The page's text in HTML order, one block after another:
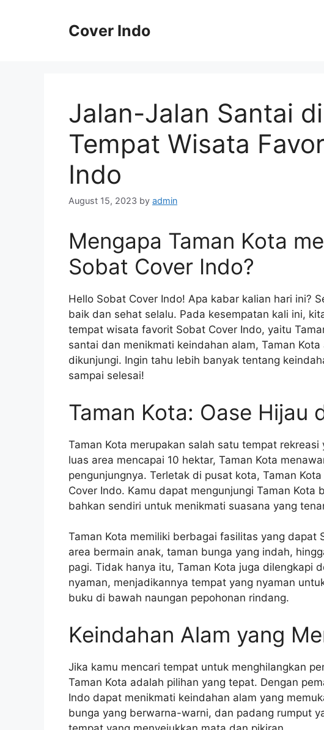
Cover Indo
Jalan-Jalan Santai
Tempat Wisata
Indo
August 15, 2023 by admin
Mengapa Taman Kota
Sobat Cover Indo?
Hello Sobat Cover Indo! Apa kabar kalian hari ini?
baik dan sehat selalu. Pada kesempatan kali ini,
tempat wisata favorit Sobat Cover Indo, yaitu
santai dan menikmati keindahan alam, Taman
dikunjungi. Ingin tahu lebih banyak tentang
sampai selesai!
Taman Kota: Oase Hijau
Taman Kota merupakan salah satu tempat
luas area mencapai 10 hektar, Taman Kota
pengunjungnya. Terletak di pusat kota, Taman
Cover Indo. Kamu dapat mengunjungi Taman
bahkan sendiri untuk menikmati suasana yang
Taman Kota memiliki berbagai fasilitas yang dapat
area bermain anak, taman bunga yang indah,
pagi. Tidak hanya itu, Taman Kota juga dilengkapi
nyaman, menjadikannya tempat yang nyaman
buku di bawah naungan pepohonan rindang.
Keindahan Alam yang
Jika kamu mencari tempat untuk menghilangkan
Taman Kota adalah pilihan yang tepat. Dengan
Indo dapat menikmati keindahan alam yang
bunga yang berwarna-warni, dan padang rumput